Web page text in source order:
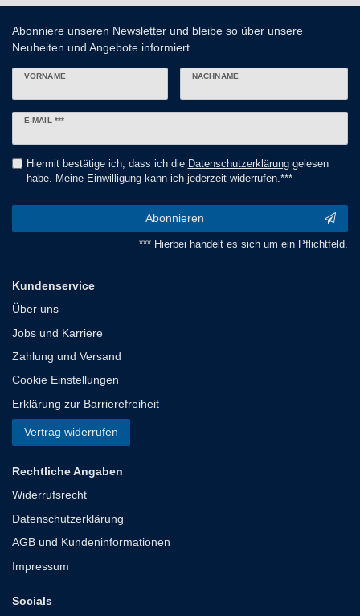
Abonniere unseren Newsletter und bleibe so über unsere
Neuheiten und Angebote informiert.
VORNAME NACHNAME
E-MAIL ***
Newsletter
Hiermit bestätige ich, dass ich die Daten­schutz­erklärunggelesen
habe. Meine Einwilligung kann ich jederzeit widerrufen.***
Abonnieren
*** Hierbei handelt es sich um ein Pflichtfeld.
Kundenservice
Über uns
Jobs und Karriere
Zahlung und Versand
Cookie Einstellungen
Erklärung zur Barrierefreiheit
Vertrag widerrufen
Rechtliche Angaben
Widerrufsrecht
Datenschutzerklärung
AGB und Kundeninformationen
Impressum
Socials